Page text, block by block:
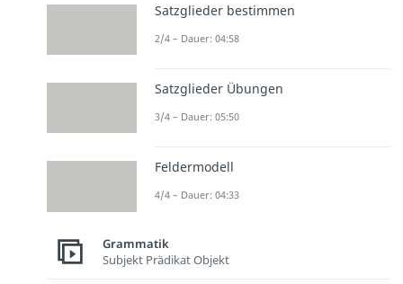
Satzglieder bestimmen
2/4 – Dauer: 04:58
Satzglieder Übungen
3/4 – Dauer: 05:50
Feldermodell
4/4 – Dauer: 04:33
Grammatik
Subjekt Prädikat Objekt